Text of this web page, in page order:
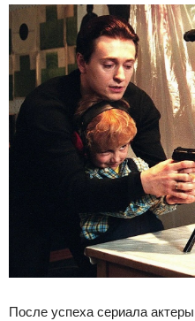
После успеха сериала